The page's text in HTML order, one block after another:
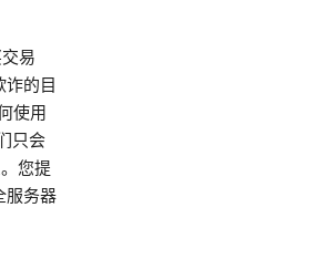
易
诈的目
使用
只会
您提
服务器